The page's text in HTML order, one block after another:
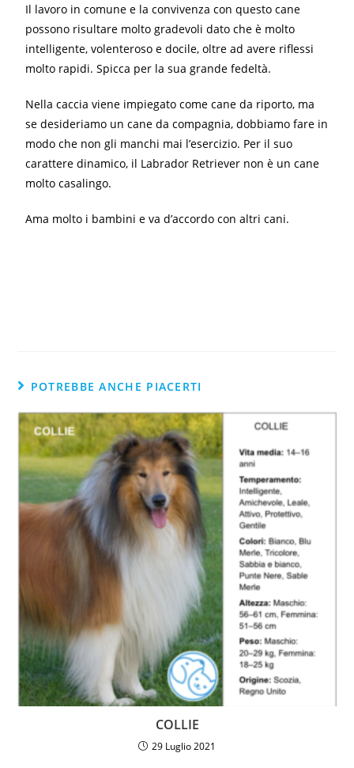
Il lavoro in comune e la convivenza con questo cane
possono risultare molto gradevoli dato che è molto
intelligente, volenteroso e docile, oltre ad avere riflessi
molto rapidi. Spicca per la sua grande fedeltà.
Nella caccia viene impiegato come cane da riporto, ma
se desideriamo un cane da compagnia, dobbiamo fare in
modo che non gli manchi mai l’esercizio. Per il suo
carattere dinamico, il Labrador Retriever non è un cane
molto casalingo.
Ama molto i bambini e va d’accordo con altri cani.
POTREBBE ANCHE PIACERTI
COLLIE
29 Luglio 2021